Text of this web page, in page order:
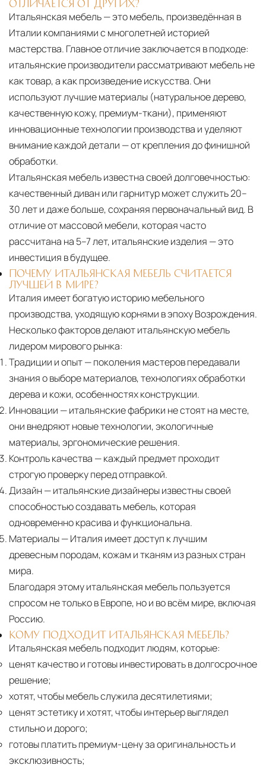
ОТЛИЧАЕТСЯ ОТ ДРУГИХ?
Итальянская мебель — это мебель, произведённая в
Италии компаниями с многолетней историей
мастерства. Главное отличие заключается в подходе:
итальянские производители рассматривают мебель не
как товар, а как произведение искусства. Они
используют лучшие материалы (натуральное дерево,
качественную кожу, премиум-ткани), применяют
инновационные технологии производства и уделяют
внимание каждой детали — от крепления до финишной
обработки.
Итальянская мебель известна своей долговечностью:
качественный диван или гарнитур может служить 20–
30 лет и даже больше, сохраняя первоначальный вид. В
отличие от массовой мебели, которая часто
рассчитана на 5–7 лет, итальянские изделия — это
инвестиция в будущее.
ПОЧЕМУ ИТАЛЬЯНСКАЯ МЕБЕЛЬ СЧИТАЕТСЯ
ЛУЧШЕЙ В МИРЕ?
Италия имеет богатую историю мебельного
производства, уходящую корнями в эпоху Возрождения.
Несколько факторов делают итальянскую мебель
лидером мирового рынка:
Традиции и опыт— поколения мастеров передавали
знания о выборе материалов, технологиях обработки
дерева и кожи, особенностях конструкции.
Инновации — итальянские фабрики не стоят на месте,
они внедряют новые технологии, экологичные
материалы, эргономические решения.
Контроль качества — каждый предмет проходит
строгую проверку перед отправкой.
Дизайн— итальянские дизайнеры известны своей
способностью создавать мебель, которая
одновременно красива и функциональна.
Материалы— Италия имеет доступ к лучшим
древесным породам, кожам и тканям из разных стран
мира.
Благодаря этому итальянская мебель пользуется
спросом не только в Европе, но и во всём мире, включая
Россию.
КОМУ ПОДХОДИТ ИТАЛЬЯНСКАЯ МЕБЕЛЬ?
Итальянская мебель подходит людям, которые:
ценят качество и готовы инвестировать в долгосрочное
решение;
хотят, чтобы мебель служила десятилетиями;
ценят эстетику и хотят, чтобы интерьер выглядел
стильно и дорого;
готовы платить премиум-цену за оригинальность и
эксклюзивность;